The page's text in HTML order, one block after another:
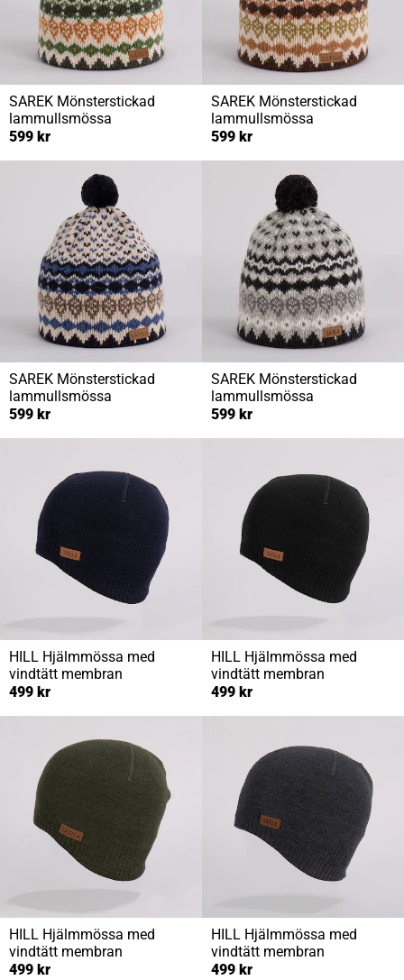
SAREK Mönsterstickad
lammullsmössa
599 kr
SAREK Mönsterstickad
lammullsmössa
599 kr
SAREK Mönsterstickad
lammullsmössa
599 kr
SAREK Mönsterstickad
lammullsmössa
599 kr
HILL Hjälmmössa med
vindtätt membran
499 kr
HILL Hjälmmössa med
vindtätt membran
499 kr
HILL Hjälmmössa med
vindtätt membran
499 kr
HILL Hjälmmössa med
vindtätt membran
499 kr